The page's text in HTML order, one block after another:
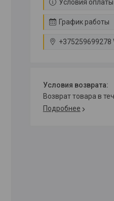
Условия
График работы
+375259699278
возврат товара в
Подробнее